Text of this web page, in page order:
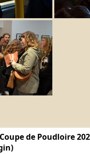
de Poudloire